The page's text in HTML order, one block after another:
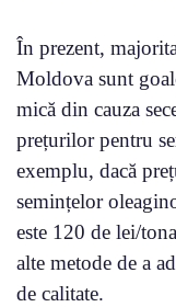
În prezent,
Moldova sunt
mică din cauza
prețurilor pentru
exemplu, dacă
semințelor
este 120 de lei/
alte metode de a
de calitate.